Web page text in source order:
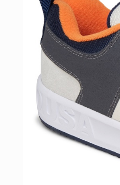
DINOSAUR JR.